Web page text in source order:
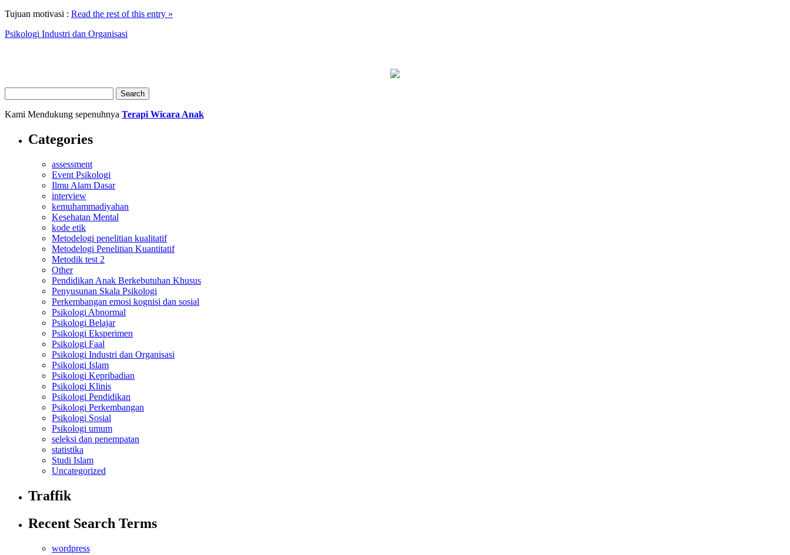
Tujuan motivasi : Read the rest of this entry »
Psikologi Industri dan Organisasi
Kami Mendukung sepenuhnya Terapi Wicara Anak
Categories
assessment
Event Psikologi
Ilmu Alam Dasar
interview
kemuhammadiyahan
Kesehatan Mental
kode etik
Metodelogi penelitian kualitatif
Metodelogi Penelitian Kuantitatif
Metodik test 2
Other
Pendidikan Anak Berkebutuhan Khusus
Penyusunan Skala Psikologi
Perkembangan emosi kognisi dan sosial
Psikologi Abnormal
Psikologi Belajar
Psikologi Eksperimen
Psikologi Faal
Psikologi Industri dan Organisasi
Psikologi Islam
Psikologi Kepribadian
Psikologi Klinis
Psikologi Pendidikan
Psikologi Perkembangan
Psikologi Sosial
Psikologi umum
seleksi dan penempatan
statistika
Studi Islam
Uncategorized
Traffik
Recent Search Terms
wordpress